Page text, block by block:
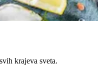
krajeva sveta.